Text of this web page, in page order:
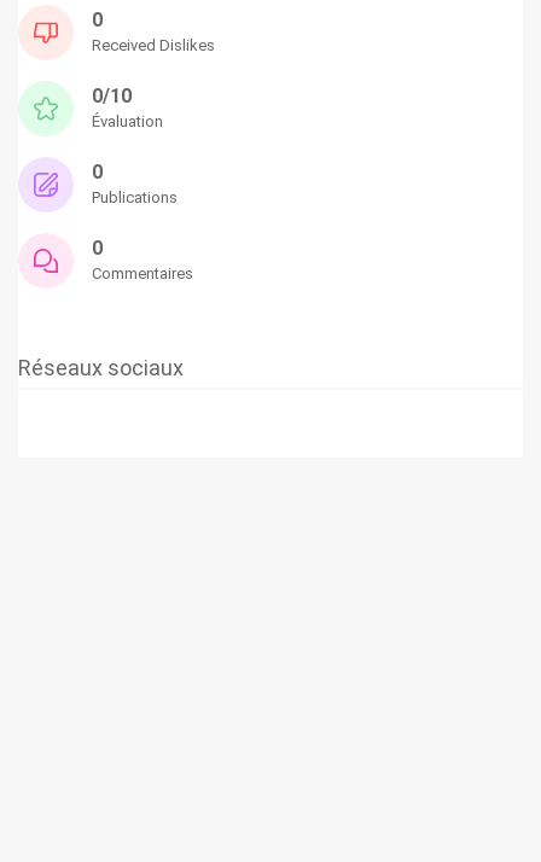
0
Received Dislikes
0/10
Évaluation
0
Publications
0
Commentaires
Réseaux sociaux